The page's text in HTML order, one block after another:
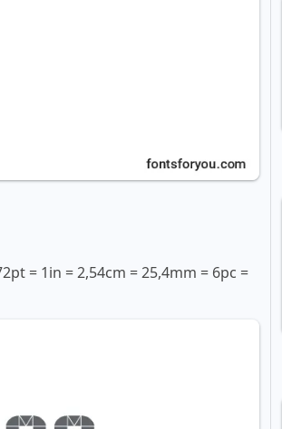
= 1in = 2,54cm = 25,4mm = 6pc =